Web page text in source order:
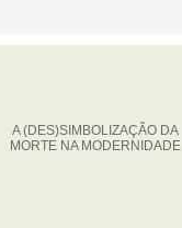
A (DES)SIMBOLIZAÇÃO DA
MORTE NA MODERNIDADE